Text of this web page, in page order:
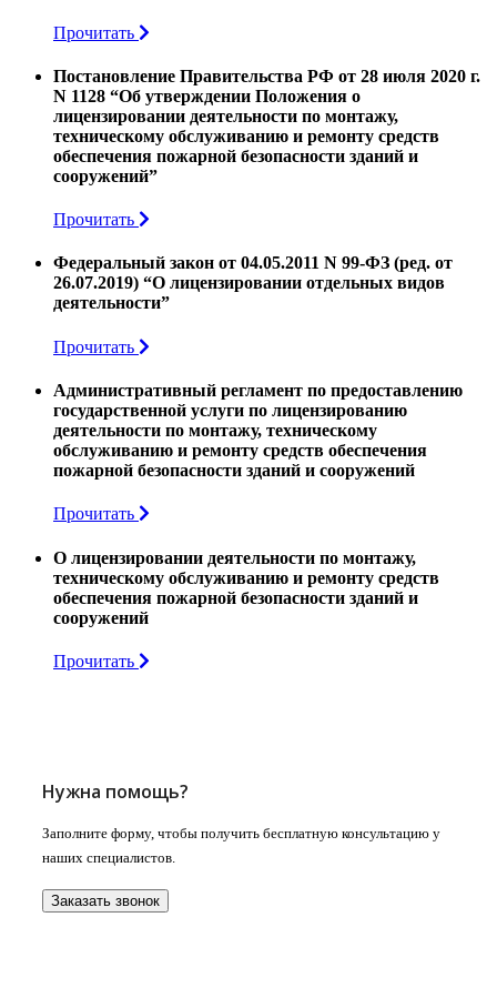
Прочитать
Постановление Правительства РФ от 28 июля 2020 г.
N 1128 “Об утверждении Положения о
лицензировании деятельности по монтажу,
техническому обслуживанию и ремонту средств
обеспечения пожарной безопасности зданий и
сооружений”
Прочитать
Федеральный закон от 04.05.2011 N 99-ФЗ (ред. от
26.07.2019) “О лицензировании отдельных видов
деятельности”
Прочитать
Административный регламент по предоставлению
государственной услуги по лицензированию
деятельности по монтажу, техническому
обслуживанию и ремонту средств обеспечения
пожарной безопасности зданий и сооружений
Прочитать
О лицензировании деятельности по монтажу,
техническому обслуживанию и ремонту средств
обеспечения пожарной безопасности зданий и
сооружений
Прочитать
Нужна помощь?
Заполните форму, чтобы получить бесплатную консультацию у
наших специалистов.
Заказать звонок